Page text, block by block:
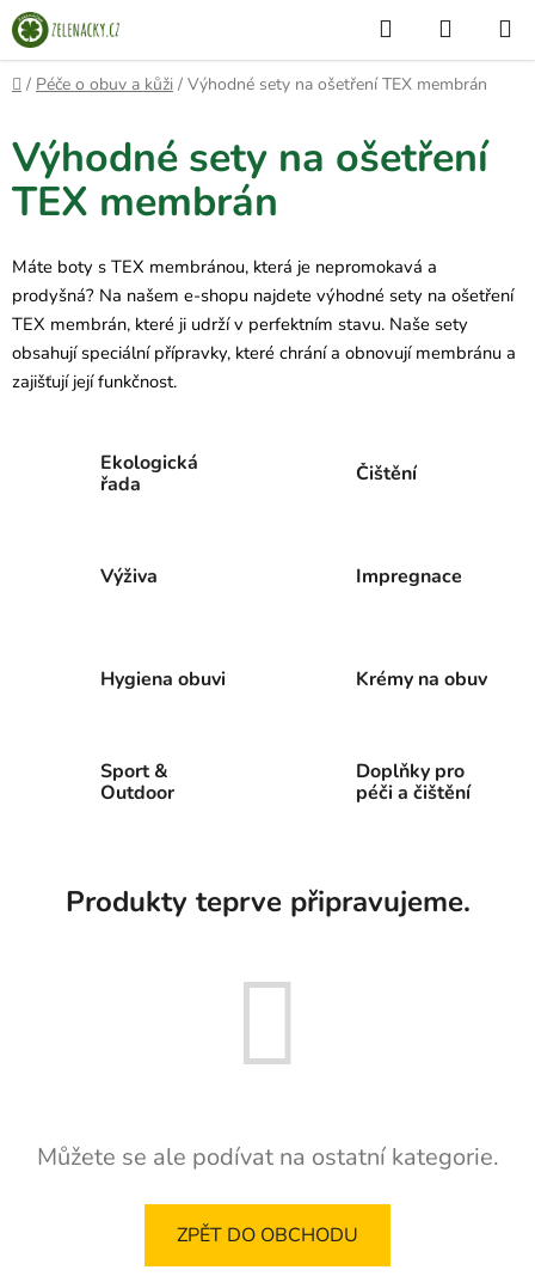
Přejít
na
obsah
Hledat
KOŠÍK
Domů
/ Péče o obuv a kůži / Výhodné sety na ošetření TEX membrán
Výhodné sety na ošetření
TEX membrán
Máte boty s TEX membránou, která je nepromokavá a
prodyšná? Na našem e-shopu najdete výhodné sety na ošetření
TEX membrán, které ji udrží v perfektním stavu. Naše sety
obsahují speciální přípravky, které chrání a obnovují membránu a
zajišťují její funkčnost.
Ekologická
řada
Čištění
Výživa Impregnace
Hygiena obuvi Krémy na obuv
Sport &
Outdoor
Doplňky pro
péči a čištění
Produkty teprve připravujeme.
Můžete se ale podívat na ostatní kategorie.
ZPĚT DO OBCHODU